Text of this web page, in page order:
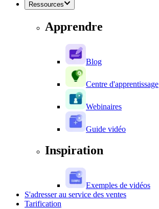
Ressources
Apprendre
Blog
Centre d'apprentissage
Webinaires
Guide vidéo
Inspiration
Exemples de vidéos
S'adresser au service des ventes
Tarification